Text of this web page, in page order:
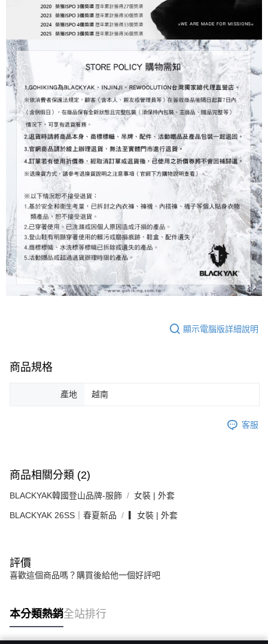
顯示電腦版詳細說明
商品規格
產地 越南
客服
商品相關分類 (2)
BLACKYAK韓國登山品牌-服飾 女裝 | 外套
BLACKYAK 26SS｜春夏新品 ▎女裝 | 外套
評價
喜歡這個商品嗎？購買後給他一個好評吧
本分類熱銷全站排行